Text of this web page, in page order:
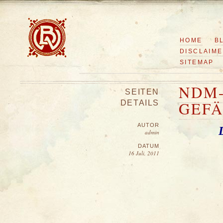
HOME
SITEMAP
SEITEN
DETAILS
AUTOR
admin
DATUM
16 Juli, 2011